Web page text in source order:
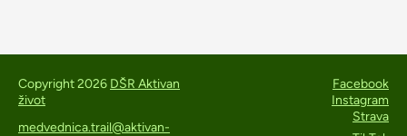
Copyright 2026 DŠR Aktivan
život
medvednica.trail@aktivan-
Facebook
Instagram
Strava